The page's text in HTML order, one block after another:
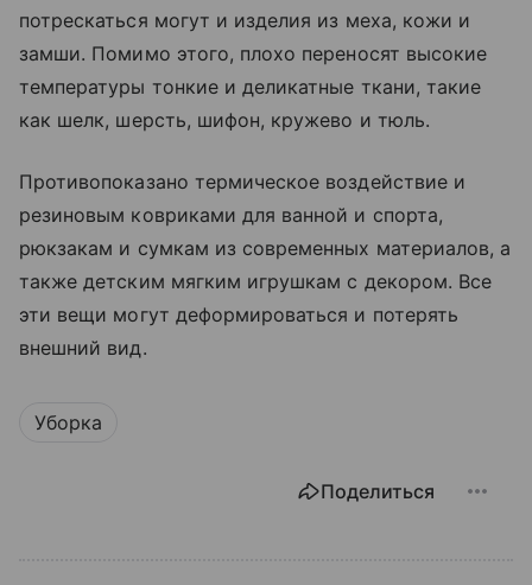
потрескаться могут и изделия из меха, кожи и
замши. Помимо этого, плохо переносят высокие
температуры тонкие и деликатные ткани, такие
как шелк, шерсть, шифон, кружево и тюль.
Противопоказано термическое воздействие и
резиновым ковриками для ванной и спорта,
рюкзакам и сумкам из современных материалов, а
также детским мягким игрушкам с декором. Все
эти вещи могут деформироваться и потерять
внешний вид.
Уборка
Поделиться